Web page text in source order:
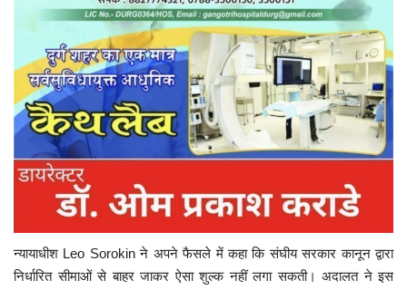
न्यायाधीश Leo Sorokinने अपने फैसले में कहा कि संघीय सरकार कानून द्वारा
निर्धारित सीमाओं से बाहर जाकर ऐसा शुल्क नहीं लगा सकती। अदालत ने इस